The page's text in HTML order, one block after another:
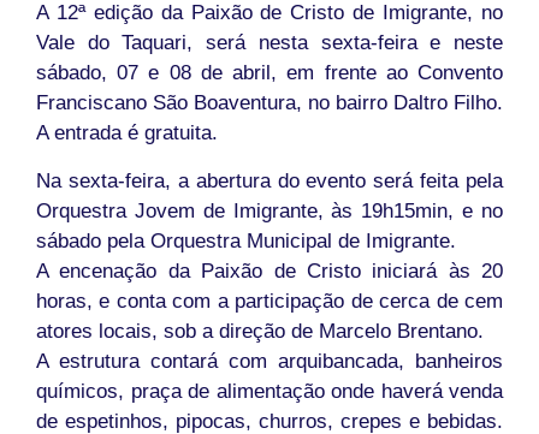
A 12ª edição da Paixão de Cristo de Imigrante, no
Vale do Taquari, será nesta sexta-feira e neste
sábado, 07 e 08 de abril, em frente ao Convento
Franciscano São Boaventura, no bairro Daltro Filho.
A entrada é gratuita.
Na sexta-feira, a abertura do evento será feita pela
Orquestra Jovem de Imigrante, às 19h15min, e no
sábado pela Orquestra Municipal de Imigrante.
A encenação da Paixão de Cristo iniciará às 20
horas, e conta com a participação de cerca de cem
atores locais, sob a direção de Marcelo Brentano.
A estrutura contará com arquibancada, banheiros
químicos, praça de alimentação onde haverá venda
de espetinhos, pipocas, churros, crepes e bebidas.